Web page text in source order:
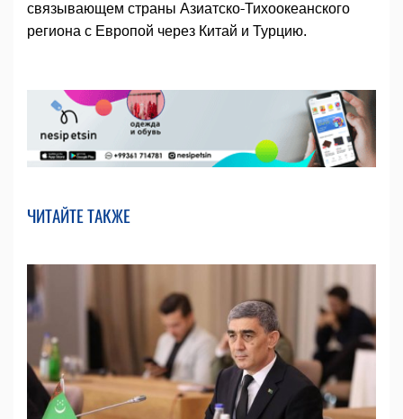
связывающем страны Азиатско-Тихоокеанского
региона с Европой через Китай и Турцию.
ЧИТАЙТЕ ТАКЖЕ